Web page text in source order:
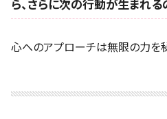
ら、さらに次の行動が生まれる
心へのアプローチは無限の力を